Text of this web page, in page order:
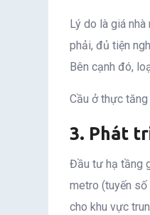
Lý do là giá
phải, đủ tiện
Bên cạnh đó,
Cầu ở thực
3. Phát
Đầu tư hạ tầng
metro (tuyến số
cho khu vực